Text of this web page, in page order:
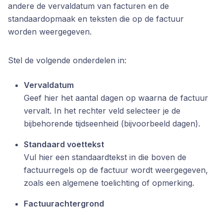
andere de vervaldatum van facturen en de
standaardopmaak en teksten die op de factuur
worden weergegeven.
Stel de volgende onderdelen in:
Vervaldatum
Geef hier het aantal dagen op waarna de factuur
vervalt. In het rechter veld selecteer je de
bijbehorende tijdseenheid (bijvoorbeeld dagen).
Standaard voettekst
Vul hier een standaardtekst in die boven de
factuurregels op de factuur wordt weergegeven,
zoals een algemene toelichting of opmerking.
Factuurachtergrond